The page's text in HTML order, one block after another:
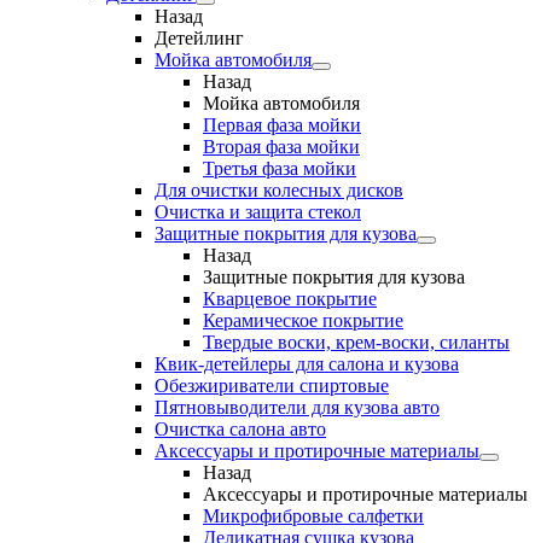
Назад
Детейлинг
Мойка автомобиля
Назад
Мойка автомобиля
Первая фаза мойки
Вторая фаза мойки
Третья фаза мойки
Для очистки колесных дисков
Очистка и защита стекол
Защитные покрытия для кузова
Назад
Защитные покрытия для кузова
Кварцевое покрытие
Керамическое покрытие
Твердые воски, крем-воски, силанты
Квик-детейлеры для салона и кузова
Обезжириватели спиртовые
Пятновыводители для кузова авто
Очистка салона авто
Аксессуары и протирочные материалы
Назад
Аксессуары и протирочные материалы
Микрофибровые салфетки
Деликатная сушка кузова